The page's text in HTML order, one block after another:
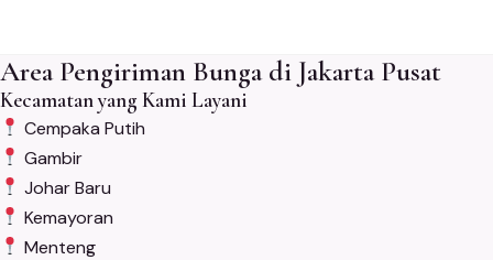
Area Pengiriman Bunga di Jakarta Pusat
Kecamatan yang Kami Layani
Cempaka Putih
Gambir
Johar Baru
Kemayoran
Menteng